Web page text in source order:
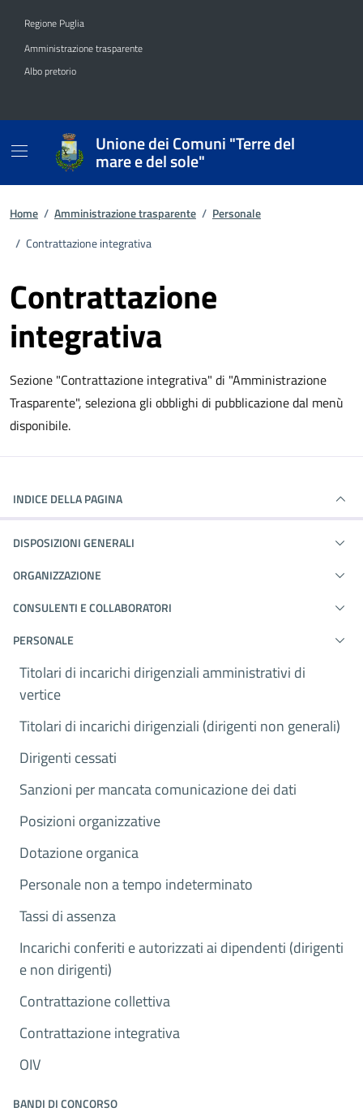
Regione Puglia
Amministrazione trasparente
Albo pretorio
Unione dei Comuni "Terre del
mare e del sole"
Home / Amministrazione trasparente / Personale
/ Contrattazione integrativa
Contrattazione
integrativa
Sezione "Contrattazione integrativa" di "Amministrazione
Trasparente", seleziona gli obblighi di pubblicazione dal menù
disponibile.
INDICE DELLA PAGINA
DISPOSIZIONI GENERALI
ORGANIZZAZIONE
CONSULENTI E COLLABORATORI
PERSONALE
Titolari di incarichi dirigenziali amministrativi di
vertice
Titolari di incarichi dirigenziali (dirigenti non generali)
Dirigenti cessati
Sanzioni per mancata comunicazione dei dati
Posizioni organizzative
Dotazione organica
Personale non a tempo indeterminato
Tassi di assenza
Incarichi conferiti e autorizzati ai dipendenti (dirigenti
e non dirigenti)
Contrattazione collettiva
Contrattazione integrativa
OIV
BANDI DI CONCORSO